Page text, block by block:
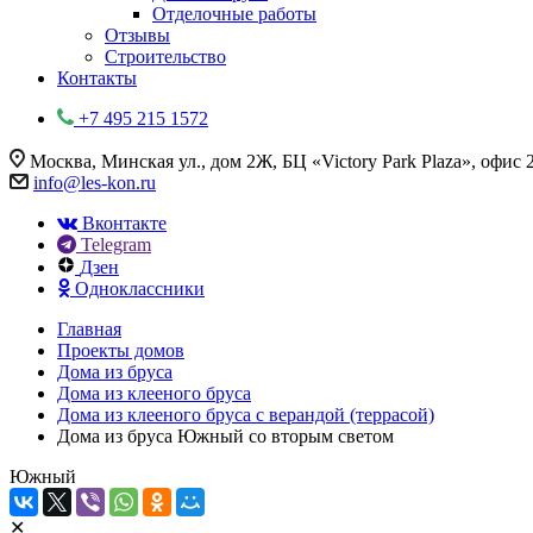
Отделочные работы
Отзывы
Строительство
Контакты
+7 495 215 1572
Москва, Минская ул., дом 2Ж, БЦ «Victory Park Plaza», офис
info@les-kon.ru
Вконтакте
Telegram
Дзен
Одноклассники
Главная
Проекты домов
Дома из бруса
Дома из клееного бруса
Дома из клееного бруса с верандой (террасой)
Дома из бруса Южный со вторым светом
Южный
✕